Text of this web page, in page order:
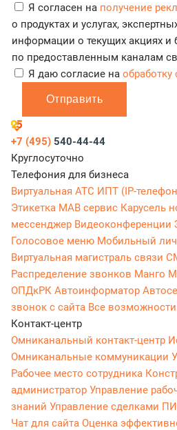
Я согласен на получение
о продуктах и услугах,
информации о текущих акциях и
по предоставленным каналам
Я даю согласие на
Отправить
+7 (495) 540-44-44
Круглосуточно
Телефония для бизнеса
Виртуальная АТС ИПТ (IP-
Этикетка МАВ сервис Карусель
мессенджер Видеоконференции
Голосовое меню Мобильный
Виртуальная магистраль связи
Распределение звонков Манго
ОПДкРК Автоинформатор
звонок с сайта Все
Контакт-центр
Омниканальный контакт-центр
Омниканальные коммуникации
Рабочее место сотрудника
администратор Управление
знаний Управление сделками
Чат для сайта Оценка